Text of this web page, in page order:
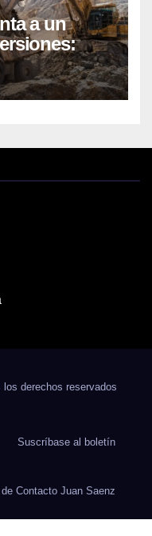
a un
el FMI
derechos reservados
Suscríbase al boletín
Contacto Juan Saenz